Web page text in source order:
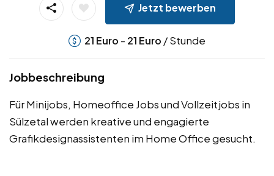
Jetzt bewerben
21 Euro - 21 Euro / Stunde
Jobbeschreibung
Für Minijobs, Homeoffice Jobs und Vollzeitjobs in
Sülzetal werden kreative und engagierte
Grafikdesignassistenten im Home Office gesucht.